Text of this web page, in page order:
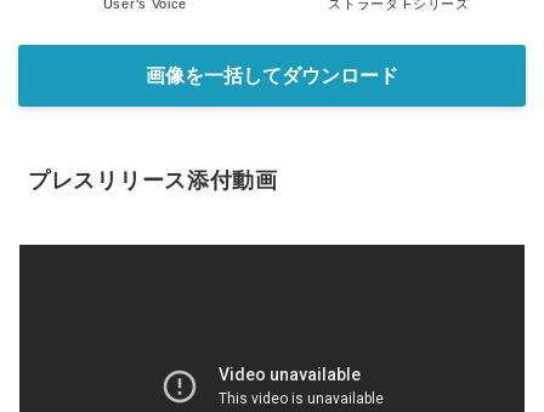
User's Voice ストラーダ Fシリーズ
画像を一括してダウンロード
プレスリリース添付動画